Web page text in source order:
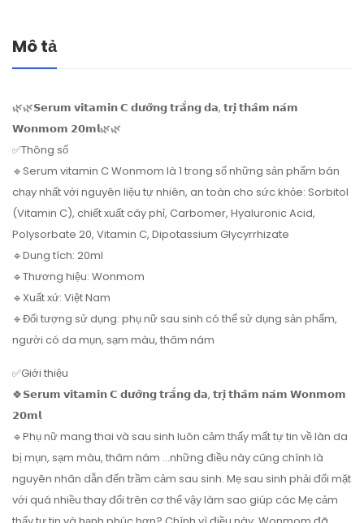
Mô tả
🌿🌿𝗦𝗲𝗿𝘂𝗺 𝘃𝗶𝘁𝗮𝗺𝗶𝗻 𝗖 𝗱𝘂̛𝗼̛̃𝗻𝗴 𝘁𝗿𝗮̆́𝗻𝗴 𝗱𝗮, 𝘁𝗿𝗶̣ 𝘁𝗵𝗮̂𝗺 𝗻𝗮́𝗺
𝗪𝗼𝗻𝗺𝗼𝗺 𝟮𝟬𝗺𝗹🌿🌿
✅Thông số
🔹Serum vitamin C Wonmom là 1 trong số những sản phẩm bán
chạy nhất với nguyên liệu tự nhiên, an toàn cho sức khỏe: Sorbitol
(Vitamin C), chiết xuất cây phỉ, Carbomer, Hyaluronic Acid,
Polysorbate 20, Vitamin C, Dipotassium Glycyrrhizate
🔹Dung tích: 20ml
🔹Thương hiệu: Wonmom
🔹Xuất xứ: Việt Nam
🔹Đối tượng sử dụng: phụ nữ sau sinh có thể sử dụng sản phẩm,
người có da mụn, sạm màu, thâm nám
✅Giới thiệu
🍀𝗦𝗲𝗿𝘂𝗺 𝘃𝗶𝘁𝗮𝗺𝗶𝗻 𝗖 𝗱𝘂̛𝗼̛̃𝗻𝗴 𝘁𝗿𝗮̆́𝗻𝗴 𝗱𝗮, 𝘁𝗿𝗶̣ 𝘁𝗵𝗮̂𝗺 𝗻𝗮́𝗺 𝗪𝗼𝗻𝗺𝗼𝗺
𝟮𝟬𝗺𝗹
🔹Phụ nữ mang thai và sau sinh luôn cảm thấy mất tự tin về làn da
bị mụn, sạm màu, thâm nám …những điều này cũng chính là
nguyên nhân dẫn đến trầm cảm sau sinh. Mẹ sau sinh phải đối mặt
với quá nhiều thay đổi trên cơ thể vậy làm sao giúp các Mẹ cảm